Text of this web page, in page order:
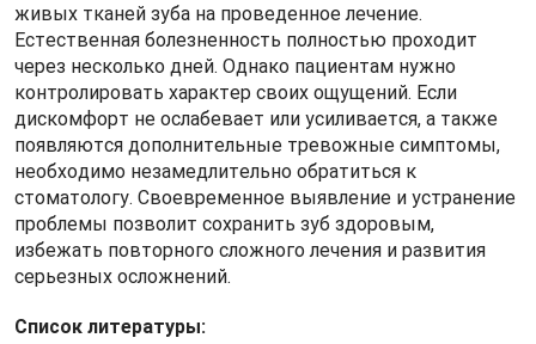
живых тканей зуба на проведенное лечение.
Естественная болезненность полностью проходит
через несколько дней. Однако пациентам нужно
контролировать характер своих ощущений. Если
дискомфорт не ослабевает или усиливается, а также
появляются дополнительные тревожные симптомы,
необходимо незамедлительно обратиться к
стоматологу. Своевременное выявление и устранение
проблемы позволит сохранить зуб здоровым,
избежать повторного сложного лечения и развития
серьезных осложнений.
Список литературы: